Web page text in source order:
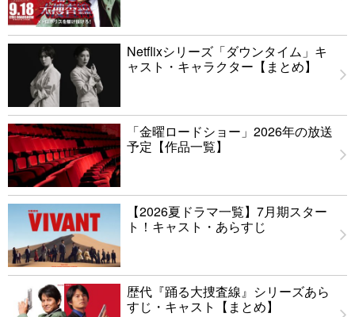
Netflixシリーズ「ダウンタイム」キ
ャスト・キャラクター【まとめ】
「金曜ロードショー」2026年の放送
予定【作品一覧】
【2026夏ドラマ一覧】7月期スター
ト！キャスト・あらすじ
歴代『踊る大捜査線』シリーズあら
すじ・キャスト【まとめ】